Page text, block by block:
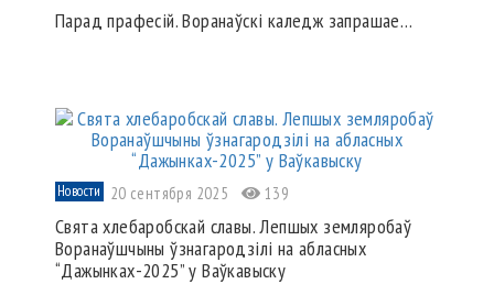
Парад прафесій. Воранаўскі каледж запрашае…
Новости 20 сентября 2025 139
Свята хлебаробскай славы. Лепшых земляробаў
Воранаўшчыны ўзнагародзілі на абласных
“Дажынках-2025” у Ваўкавыску